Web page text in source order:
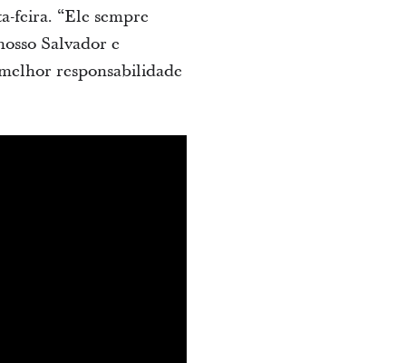
feira. “Ele sempre
Salvador e
responsabilidade